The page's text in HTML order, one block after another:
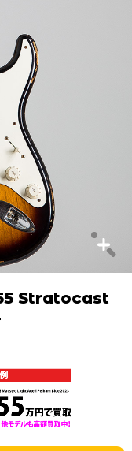
Stratocast